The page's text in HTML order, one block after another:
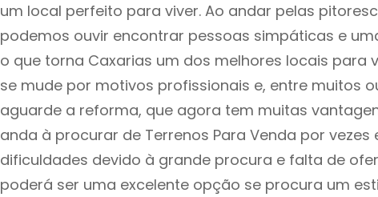
um local perfeito para viver. Ao andar pelas
podemos ouvir encontrar pessoas simpáticas e
o que torna Caxarias um dos melhores locais para
se mude por motivos profissionais e, entre muitos
aguarde a reforma, que agora tem muitas
anda à procurar de Terrenos Para Venda por
dificuldades devido à grande procura e falta de
poderá ser uma excelente opção se procura um